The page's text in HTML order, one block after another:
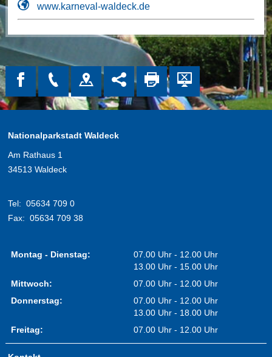
www.karneval-waldeck.de
Nationalparkstadt Waldeck
Am Rathaus 1
34513 Waldeck
Tel: 05634 709 0
Fax: 05634 709 38
Montag - Dienstag:
07.00 Uhr - 12.00 Uhr
13.00 Uhr - 15.00 Uhr
Mittwoch:
07.00 Uhr - 12.00 Uhr
Donnerstag:
07.00 Uhr - 12.00 Uhr
13.00 Uhr - 18.00 Uhr
Freitag:
07.00 Uhr - 12.00 Uhr